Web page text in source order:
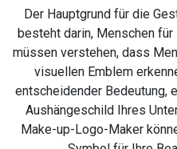
Der Hauptgrund für die
besteht darin, Menschen
müssen verstehen, dass
visuellen Emblem
entscheidender Bedeutung,
Aushängeschild Ihres
Make-up-Logo-Maker